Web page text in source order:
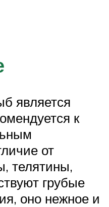
является
к
от
телятины,
грубые
оно нежное и